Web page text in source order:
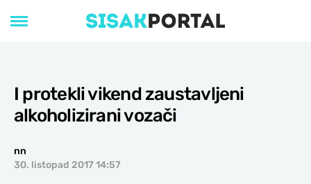
I protekli vikend zaustavljeni
alkoholizirani vozači
nn
30. listopad 2017 14:57